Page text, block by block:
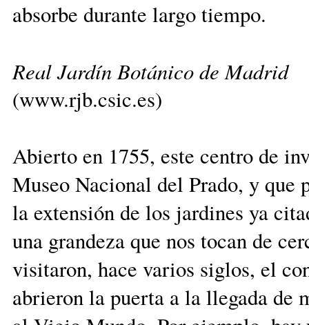
absorbe durante largo tiempo.
Real Jardín Botánico de Madrid
(www.rjb.csic.es)
Abierto en 1755, este centro de
Museo Nacional del Prado, y que
la extensión de los jardines ya
una grandeza que nos tocan de
visitaron, hace varios siglos, el
abrieron la puerta a la llegada de